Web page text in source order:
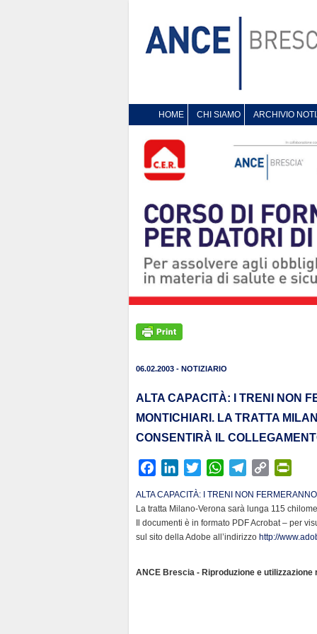
HOME CHI SIAMO ARCHIVIO
06.02.2003 - NOTIZIARIO
ALTA CAPACITÀ: I TRENI NON
MONTICHIARI. LA TRATTA
CONSENTIRÀ IL
c
e
b
o
n
k
e
I
t
t
r
W
a
t
s
p
l
e
g
a
C
p
y
L
n
i
n
t
r
ALTA CAPACITÀ: I TRENI NON
La tratta Milano-Verona sarà lunga 115
Il documenti è in formato PDF Acrobat – per
sul sito della Adobe all’indirizzo http://
ANCE Brescia - Riproduzione e utilizzazione